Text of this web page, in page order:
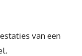
van een